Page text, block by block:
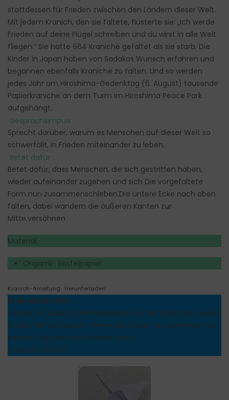
stattdessen für Frieden zwischen den Ländern dieser Welt.
Mit jedem Kranich, den sie faltete, flüsterte sie: „Ich werde
Frieden auf deine Flügel schreiben und du wirst in alle Welt
fliegen.“ Sie hatte 664 Kraniche gefaltet als sie starb. Die
Kinder in Japan haben von Sadakos Wunsch erfahren und
begannen ebenfalls Kraniche zu falten. Und so werden
jedes Jahr am Hiroshima-Gedenktag (6. August) tausende
Papierkraniche an dem Turm im Hiroshima Peace Park
aufgehängt.
Gesprächsimpuls:
Sprecht darüber, warum es Menschen auf dieser Welt so
schwerfällt, in Frieden miteinander zu leben.
Betet dafür:
Betet dafür, dass Menschen, die sich gestritten haben,
wieder aufeinander zugehen und sich Die vorgefaltete
Form nun zusammenschieben.Die untere Ecke nach oben
falten, dabei wandern die äußeren Kanten zur
Mitte.versöhnen.
Material:
Origami- Bastelpapier
Kranich-Anleitung Herunterladen
In der Bibel steht:
Und als er [Jesus] nahe hinzukam und die Stadt sah, weinte
er über sie und sprach: Wenn doch auch du erkenntest an
diesem Tag, was zum Frieden dient!
(Lukas 19, 41-42)